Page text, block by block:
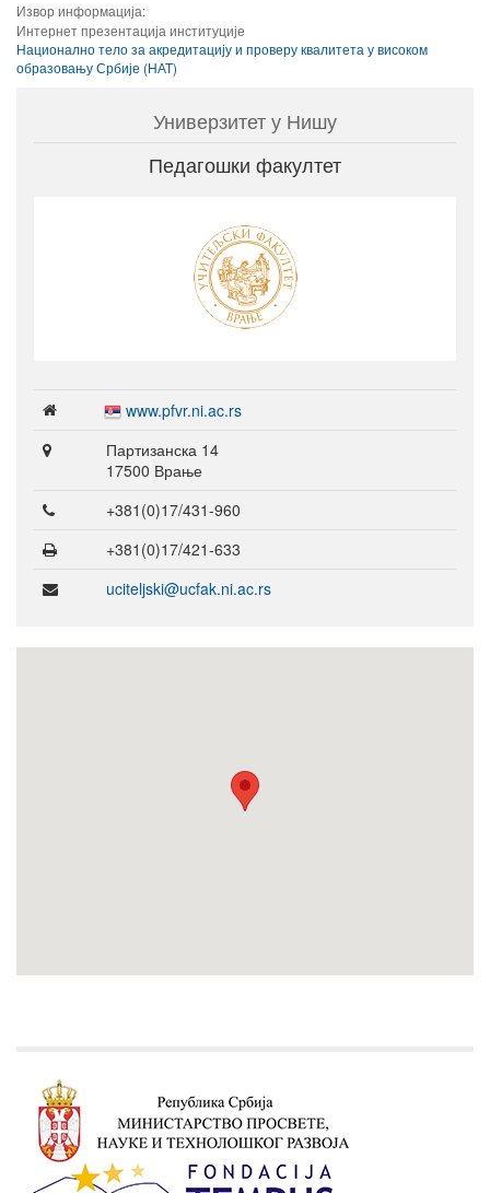
Извор информација:
Интернет презентација институције
Национално тело за акредитацију и проверу квалитета у високом
образовању Србије (НАТ)
Универзитет у Нишу
Педагошки факултет
www.pfvr.ni.ac.rs
Партизанска 14
17500 Врање
+381(0)17/431-960
+381(0)17/421-633
uciteljski@ucfak.ni.ac.rs